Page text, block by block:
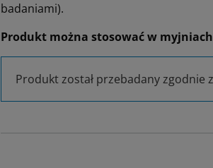
badaniami).
Produkt można stosować w
Produkt został przebadany